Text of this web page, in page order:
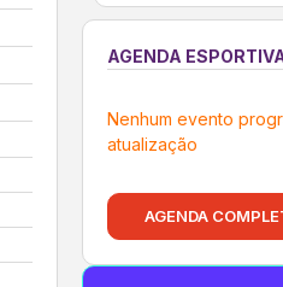
AGENDA
Nenhum evento
atualização
AGENDA